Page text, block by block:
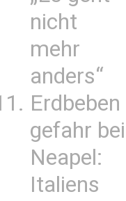
nicht
mehr
anders“
Erdbeben
gefahr bei
Neapel:
Italiens